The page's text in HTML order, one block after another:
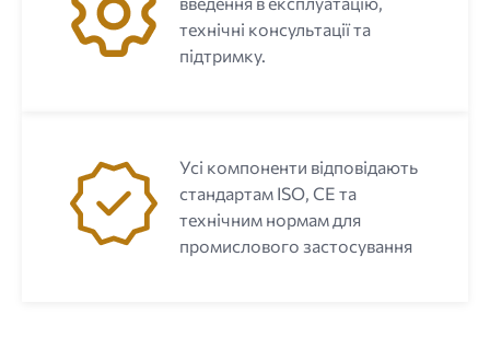
технічні консультації та
підтримку.
Усі компоненти відповідають
стандартам ISO, CE та
технічним нормам для
промислового застосування